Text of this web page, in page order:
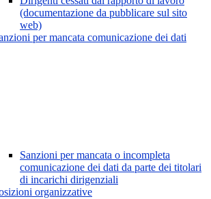
(documentazione da pubblicare sul sito
web)
per mancata comunicazione dei dati
Sanzioni per mancata o incompleta
comunicazione dei dati da parte dei titolari
di incarichi dirigenziali
organizzative